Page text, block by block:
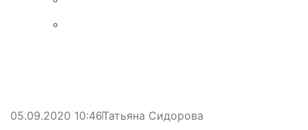
05.09.2020 10:46Татьяна Сидорова